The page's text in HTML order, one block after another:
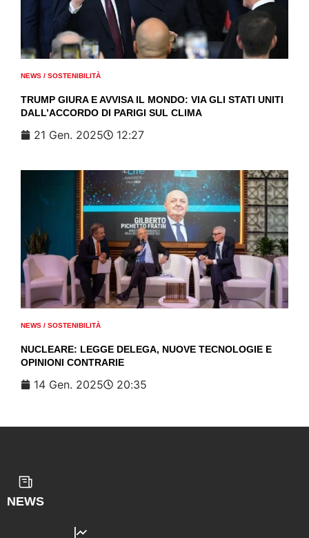
NEWS / SOSTENIBILITÀ
TRUMP GIURA E AVVISA IL MONDO: VIA GLI STATI UNITI
DALL’ACCORDO DI PARIGI SUL CLIMA
21 Gen. 2025 12:27
NEWS / SOSTENIBILITÀ
NUCLEARE: LEGGE DELEGA, NUOVE TECNOLOGIE E
OPINIONI CONTRARIE
14 Gen. 2025 20:35
NEWS